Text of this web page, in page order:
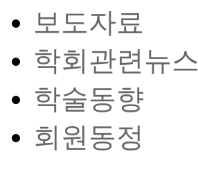
보도자료
학회관련뉴스
학술동향
회원동정